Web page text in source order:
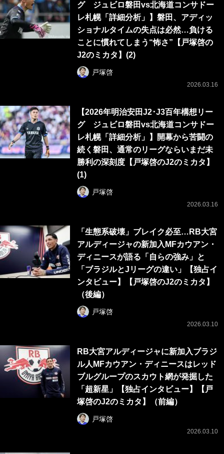
グ ジュビロ磐田vs北海道コンサドー
レ札幌「詳細分析」】磐田、アディッ
ショナルタイムの失点は必然…負ける
ことに慣れてしまう“怖さ”【戸塚啓の
J2のミカタ】(2)
戸塚啓
2026.03.16
【2026年明治安田J2･J3百年構想リー
グ ジュビロ磐田vs北海道コンサドー
レ札幌「詳細分析」】開幕から苦闘の
続く磐田、通常のリーグならいまだ未
勝利の深刻度【戸塚啓のJ2のミカタ】
(1)
戸塚啓
2026.03.16
「生態系破壊」ブレイク必至…RB大宮
アルディージャの新加入MFカウアン・
ディニースが語る「自らの強み」と
「ブラジルとJリーグの違い」【独占イ
ンタビュー】【戸塚啓のJ2のミカタ】
（後編）
戸塚啓
2026.03.10
RB大宮アルディージャに新加入ブラジ
ル人MFカウアン・ディニースはレッド
ブルグループのスカウト網が発掘した
「超新星」【独占インタビュー】【戸
塚啓のJ2のミカタ】（前編）
戸塚啓
2026.03.10